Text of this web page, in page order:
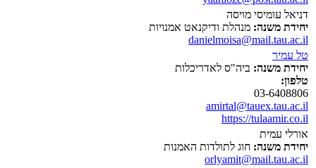
דניאל עומיסי מויסה
יחידת משנה: מנהלת ודיקנאט אמנויות
danielmoisa@mail.tau.ac.il
טל עמיר
יחידת משנה: ביה"ס לאדריכלות
טלפון:
03-6408806
amirtal@tauex.tau.ac.il
https://tulaamir.co.il
אורלי עמית
יחידת משנה: חוג לתולדות האמנות
orlyamit@mail.tau.ac.il